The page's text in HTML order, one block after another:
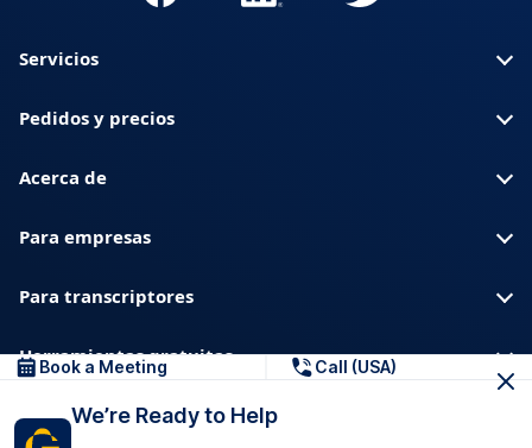
Servicios
Pedidos y precios
Acerca de
Para empresas
Para transcriptores
Herramientas gratuitas
Sobre nosotros
Book a Meeting Call (USA)
We’re Ready to Help